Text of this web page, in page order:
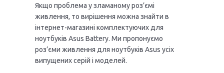
Якщо проблема у зламаному роз’ємі
живлення, то вирішення можна знайти в
інтернет-магазині комплектуючих для
ноутбуків Asus Battery. Ми пропонуємо
роз’єми живлення для ноутбуків Asus усіх
випущених серій і моделей.